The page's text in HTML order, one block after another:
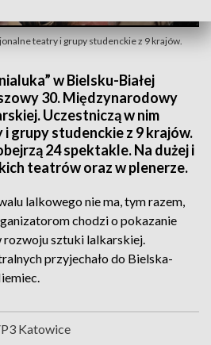
teatry i grupy studenckie z 9 krajów.
w Bielsku-Białej
30. Międzynarodowy
Uczestniczą w nim
grupy studenckie z 9 krajów.
24 spektakle. Na dużej i
teatrów oraz w plenerze.
lalkowego nie ma, tym razem,
chodzi o pokazanie
sztuki lalkarskiej.
przyjechało do Bielska-
Katowice